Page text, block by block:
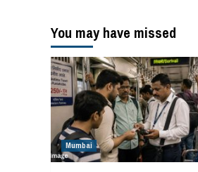
You may have missed
Mumbai